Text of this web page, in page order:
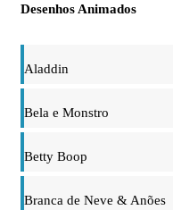
Desenhos Animados
Aladdin
Bela e Monstro
Betty Boop
Branca de Neve & Anões